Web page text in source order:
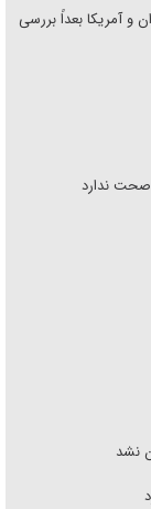
و آمریکا بعداً بررسی
صحت ندارد